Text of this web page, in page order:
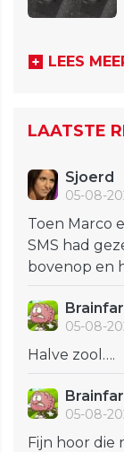
LEES
LAATSTE
Sjoerd
05-08-
Toen Marco
SMS had
bovenop en
05-08-
Halve zool….
05-08-
Fijn hoor die